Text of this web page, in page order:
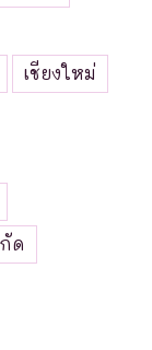
เชียงใหม่
ด